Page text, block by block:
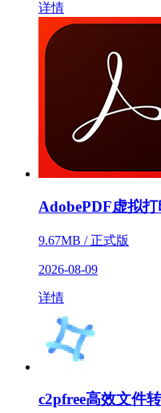
详情
AdobePDF虚拟
9.67MB / 正式版
2026-08-09
详情
c2pfree高效文件